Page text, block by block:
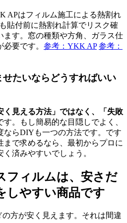
APはフィルム施工による熱割れ
貼付前に熱割れ計算でリスク確
ます。窓の種類や方角、ガラス仕
要です。 参考：YKK AP 参考：
せたいならどうすればいい
く見える方法」ではなく、「失敗
す。もし簡易的な目隠しでよく、
ならDIYも一つの方法です。です
まで求めるなら、最初からプロに
済みやすいでしょう。
フィルムは、安さだ
しやすい商品です
方が安く見えます。それは間違